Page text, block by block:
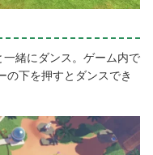
緒にダンス。ゲーム内で
の下を押すとダンスでき